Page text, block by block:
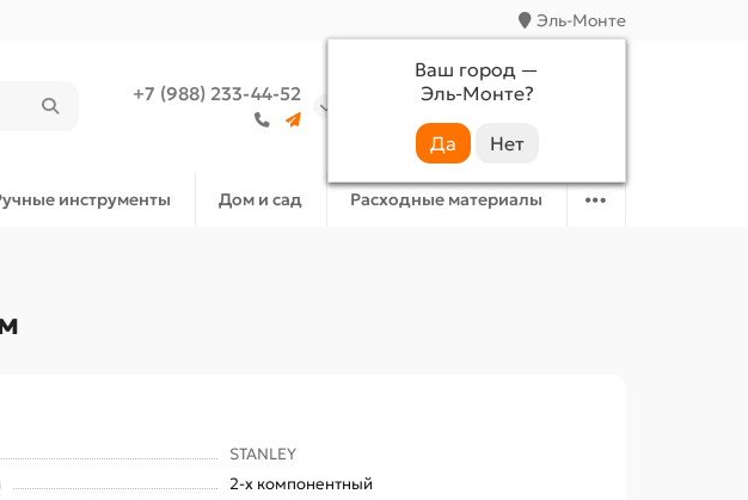
Эль-Монте
Ваш город —
Эль-Монте?
+7 (988) 233-44-52
Аккаунт Избранное
инструменты Дом и сад Расходные материалы
STANLEY
2-х компонентный